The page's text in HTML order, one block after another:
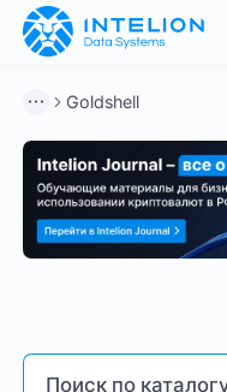
Goldshell
Фильтры
Готовый бизнес
Контейнеры